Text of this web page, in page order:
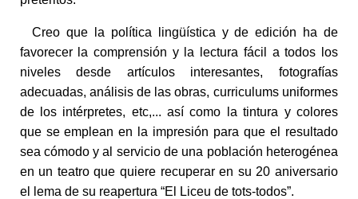
Creo que la política lingüística y de edición ha de
favorecer la comprensión y la lectura fácil a todos los
niveles desde artículos interesantes, fotografías
adecuadas, análisis de las obras, curriculums uniformes
de los intérpretes, etc,... así como la tintura y colores
que se emplean en la impresión para que el resultado
sea cómodo y al servicio de una población heterogénea
en un teatro que quiere recuperar en su 20 aniversario
el lema de su reapertura “El Liceu de tots-todos”.